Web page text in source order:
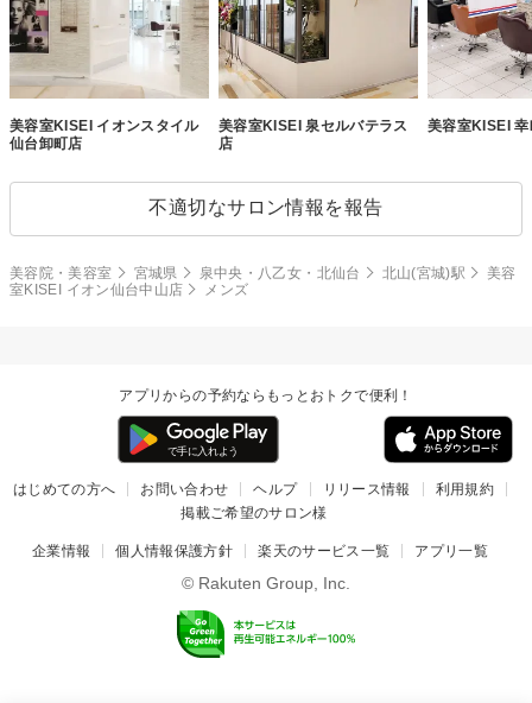
美容室KISEI イオンスタイル
仙台卸町店
美容室KISEI 泉セルバテラス
店
美容室KISEI 幸
不適切なサロン情報を報告
美容院・美容室 宮城県 泉中央・八乙女・北仙台 北山(宮城)駅
美容
室KISEI イオン仙台中山店
メンズ
アプリからの予約ならもっとおトクで便利！
はじめての方へ お問い合わせ ヘルプ リリース情報
利用規約
掲載ご希望のサロン様
企業情報 個人情報保護方針 楽天のサービス一覧 アプリ一覧
© Rakuten Group, Inc.